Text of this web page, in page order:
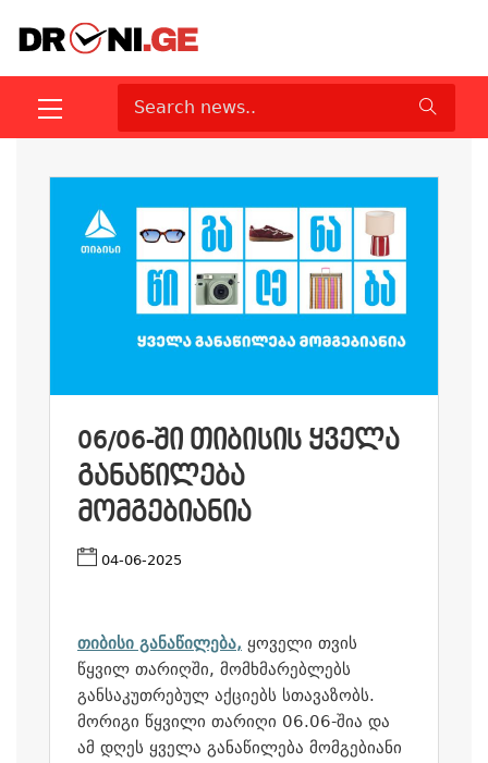
06/06-ᲨᲘ ᲗᲘᲑᲘᲡᲘᲡ ᲧᲕᲔᲚᲐ
ᲒᲐᲜᲐᲬᲘᲚᲔᲑᲐ
ᲛᲝᲛᲒᲔᲑᲘᲐᲜᲘᲐ
04-06-2025
თიბისი განაწილება, ყოველი თვის
წყვილ თარიღში, მომხმარებლებს
განსაკუთრებულ აქციებს სთავაზობს.
მორიგი წყვილი თარიღი 06.06-შია და
ამ დღეს ყველა განაწილება მომგებიანი